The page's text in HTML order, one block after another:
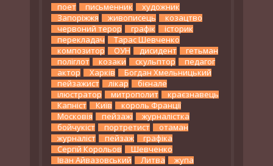
поет письменник
художник
Запоріжжя
живописець
козацтво
червоний терор
графік
історик
перекладач
Тарас Шевченко
композитор
ОУН дисидент
гетьман
поліглот
козаки скульптор
педагог
актор
Харків
Богдан Хмельницький
пейзажист
лікар
бієнале
ілюстратор
митрополит
краєзнавець
Капніст
Київ
король Франції
Московія
пейзажі
журналістка
бойчукіст
портретист
отаман
журналіст
пейзаж
графіка
Сергій Корольов
Шевченко
Іван Айвазовський
Литва жупа